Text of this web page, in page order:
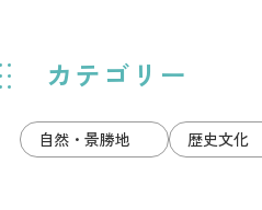
カテゴリー
自然・景勝地 歴史文化